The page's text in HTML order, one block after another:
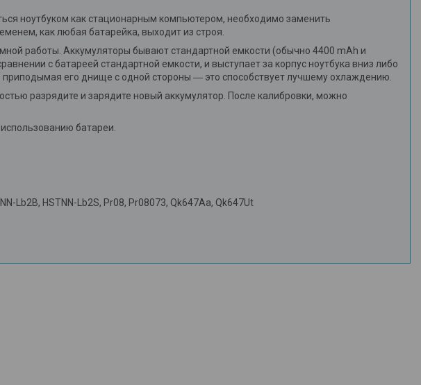
ноутбуком как стационарным компьютером, необходимо заменить
как любая батарейка, выходит из строя.
работы. Аккумуляторы бывают стандартной емкости (обычно 4400 mAh и
с батареей стандартной емкости, и выступает за корпус ноутбука вниз либо
приподымая его днище с одной стороны ― это способствует лучшему охлаждению.
разрядите и зарядите новый аккумулятор. После калибровки, можно
батареи.
Lb2B, HSTNN-Lb2S, Pr08, Pr08073, Qk647Aa, Qk647Ut